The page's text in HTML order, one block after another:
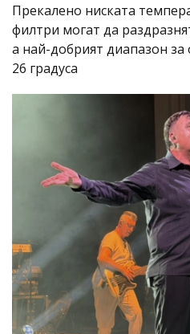
Прекалено ниската
филтри могат да
а най-добрият диапазон
26 градуса